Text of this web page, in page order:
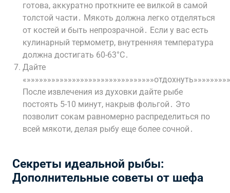
готова, аккуратно проткните ее вилкой в самой
толстой части․ Мякоть должна легко отделяться
от костей и быть непрозрачной․ Если у вас есть
кулинарный термометр, внутренняя температура
должна достигать 60-63°C․
Дайте
После извлечения из духовки дайте рыбе
постоять 5-10 минут, накрыв фольгой․ Это
позволит сокам равномерно распределиться по
всей мякоти, делая рыбу еще более сочной․
Секреты идеальной рыбы:
Дополнительные советы от шефа